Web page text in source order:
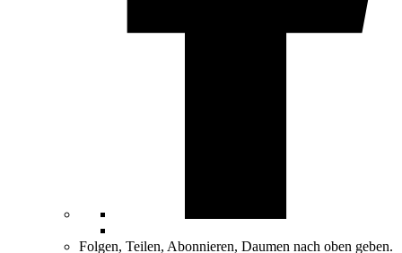
Folgen, Teilen, Abonnieren, Daumen nach oben geben.